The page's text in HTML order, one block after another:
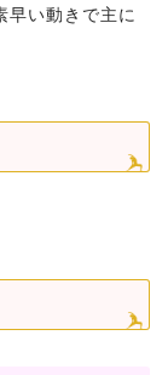
早い動きで主に